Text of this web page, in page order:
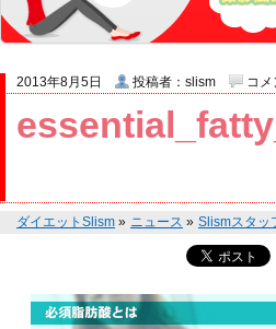
2013年8月5日 投稿者：slism コメ
ダイエットSlism » ニュース » Slismスタッ